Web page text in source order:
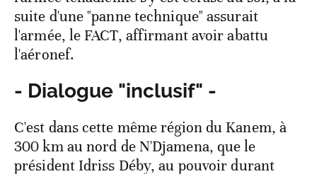
suite d'une "panne technique" assurait
l'armée, le FACT, affirmant avoir abattu
l'aéronef.
- Dialogue "inclusif" -
C'est dans cette même région du Kanem, à
300 km au nord de N'Djamena, que le
président Idriss Déby, au pouvoir durant